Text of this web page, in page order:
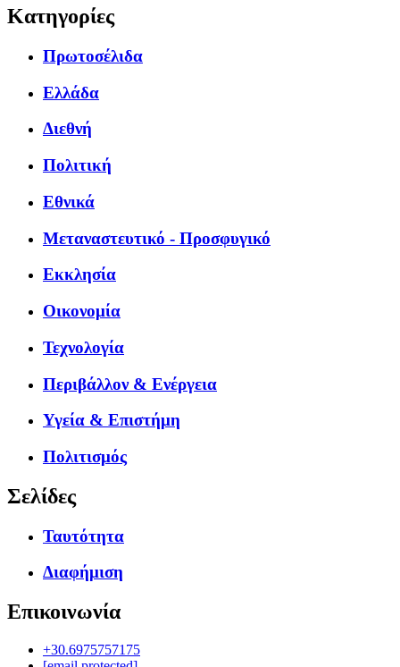
Κατηγορίες
Πρωτοσέλιδα
Ελλάδα
Διεθνή
Πολιτική
Εθνικά
Μεταναστευτικό - Προσφυγικό
Εκκλησία
Οικονομία
Τεχνολογία
Περιβάλλον & Ενέργεια
Υγεία & Επιστήμη
Πολιτισμός
Σελίδες
Ταυτότητα
Διαφήμιση
Επικοινωνία
+30.6975757175